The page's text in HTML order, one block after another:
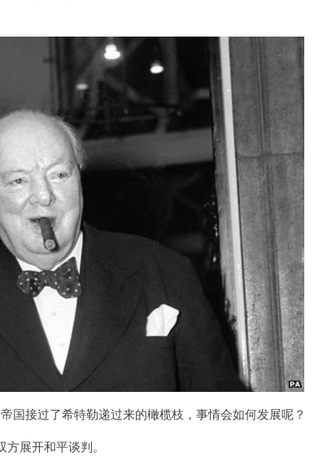
国接过了希特勒递过来的橄榄枝，事情会如何发展呢？
展开和平谈判。